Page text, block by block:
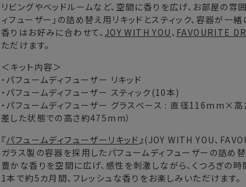
中国・四国・九州
沖縄県・離島
※以下に該当する場合、上記の日程で発送できない場合がございま
・交通状況や天候による遅延
・ラッピングのご注文、繁忙期および休業期間中
・ご注文内容の確認にお時間を要する
・複数製品購入により配送手配に時間がかかる
リビングやベッドルームなど、空間に香りを広げ、お部屋の雰
ィフューザー」の詰め替え用リキッドとスティック、容器が一緒
香りはお好みに合わせて、 JOY WITH YOU 、 FAVOURITE
ただけます。
＜キット内容＞
・パフュームディフューザー リキッド
・パフュームディフューザー スティック(10本)
・パフュームディフューザー グラスベース : 直径116mm×高
差した状態での高さ約475mm）
『パフュームディフューザーリキッド』(JOY WITH YOU、
ガラス製の容器を採用したパフュームディフューザーの詰め替
豊かな香りを空間に広げ、感性を刺激しながら、くつろぎの時
1本で約5カ月間、フレッシュな香りをお楽しみいただけます。